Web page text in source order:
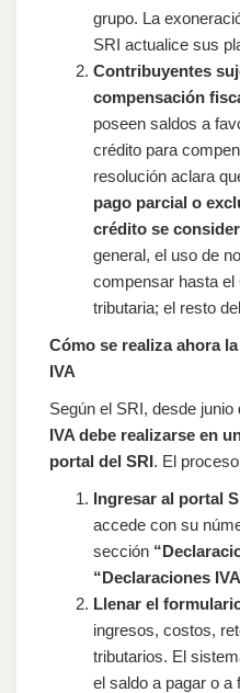
grupo. La
SRI actualice sus
Contribuyentes
compensación
poseen saldos a
crédito para
resolución aclara
pago parcial o
crédito se
general, el uso de
compensar hasta el
tributaria; el resto
Cómo se realiza ahora
IVA
Según el SRI, desde junio
IVA debe realizarse en
portal del SRI. El
Ingresar al portal
accede con su
sección
“Declaraciones
Llenar el
ingresos, costos,
tributarios. El
el saldo a pagar o a